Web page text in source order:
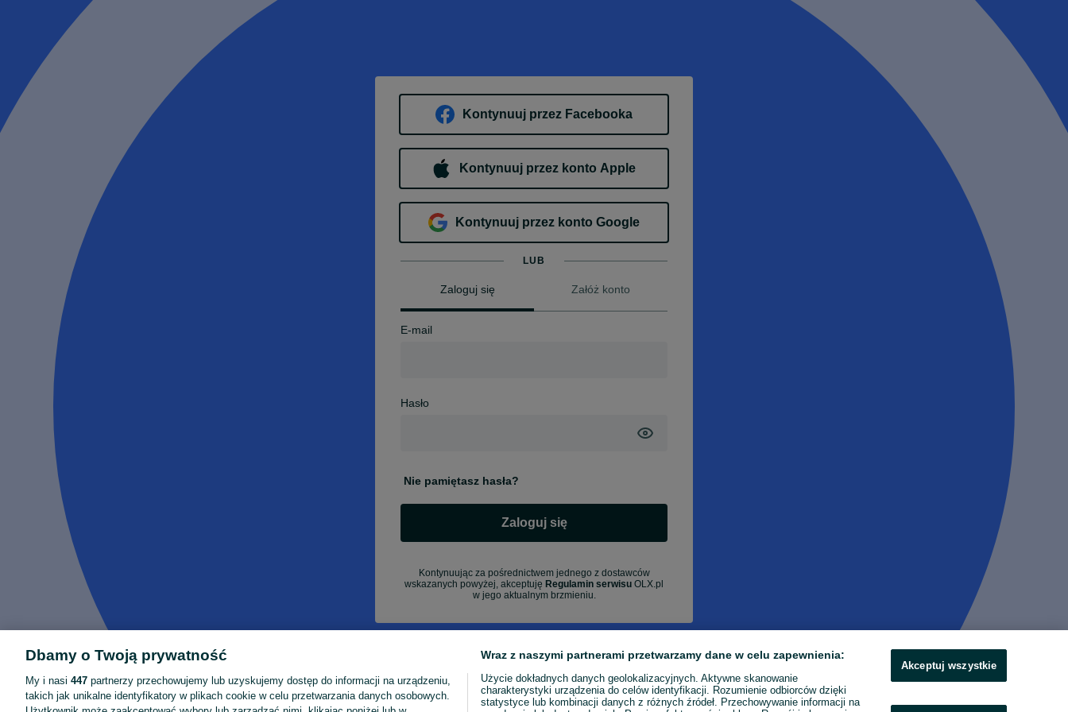
Kontynuuj przez Facebooka
Kontynuuj przez konto Apple
Kontynuuj przez konto Google
LUB
Zaloguj się Załóż konto
E-mail
Hasło
Nie pamiętasz hasła?
Zaloguj się
Kontynuując za pośrednictwem jednego z dostawców
wskazanych powyżej, akceptuję Regulamin serwisu OLX.pl
w jego aktualnym brzmieniu.
Dbamy o Twoją prywatność
My i nasi 447 partnerzy przechowujemy lub uzyskujemy dostęp do informacji na urządzeniu,
takich jak unikalne identyfikatory w plikach cookie w celu przetwarzania danych osobowych.
Wraz z naszymi partnerami przetwarzamy dane w celu zapewnienia:
Użycie dokładnych danych geolokalizacyjnych. Aktywne skanowanie
charakterystyki urządzenia do celów identyfikacji. Rozumienie odbiorców dzięki
statystyce lub kombinacji danych z różnych źródeł. Przechowywanie informacji na
Akceptuj wszystkie